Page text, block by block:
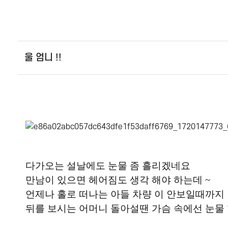
울 엄니 !!
다가오는 설날에도 눈물 좀 흘리겠네요
만남이 있으면 헤어짐도 생각 해야 하는데 ~
언제나 홀로 떠나는 아들 차량 이 안보일때까지
뒤를 보시는 어머니 돌아설땐 가슴 속에선 눈